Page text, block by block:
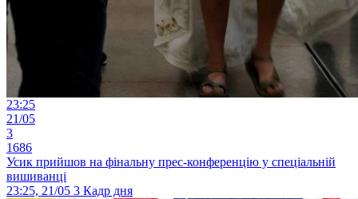
23:25
21/05
3
1686
Усик прийшов на фінальну прес-конференцію у спеціальній
вишиванці
23:25, 21/05 3 Кадр дня